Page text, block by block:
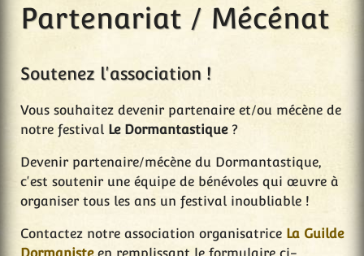
Partenariat / Mécénat
Soutenez l'association !
Vous souhaitez devenir partenaire et/ou mécène de
notre festival Le Dormantastique?
Devenir partenaire/mécène du Dormantastique,
c'est soutenir une équipe de bénévoles qui œuvre à
organiser tous les ans un festival inoubliable !
Contactez notre association organisatrice La Guilde